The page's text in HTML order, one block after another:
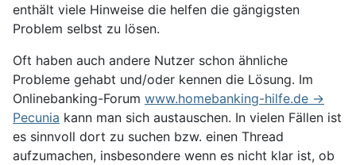
enthält viele Hinweise die helfen die gängigsten
Problem selbst zu lösen.
Oft haben auch andere Nutzer schon ähnliche
Probleme gehabt und/oder kennen die Lösung. Im
Onlinebanking-Forum www.homebanking-hilfe.de ->
Pecunia kann man sich austauschen. In vielen Fällen ist
es sinnvoll dort zu suchen bzw. einen Thread
aufzumachen, insbesondere wenn es nicht klar ist, ob